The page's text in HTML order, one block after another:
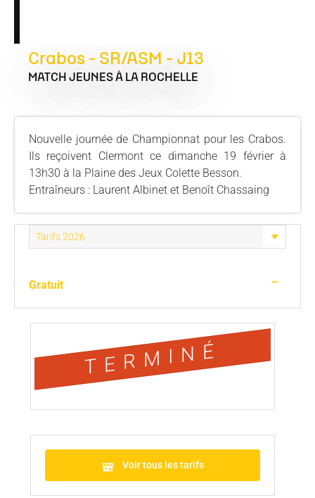
Crabos - SR/ASM - J13
MATCH JEUNES À LA ROCHELLE
Nouvelle journée de Championnat pour les Crabos.
Ils reçoivent Clermont ce dimanche 19 février à
13h30 à la Plaine des Jeux Colette Besson.
Entraîneurs : Laurent Albinet et Benoît Chassaing
Gratuit —
TERMINÉ
Voir tous les tarifs